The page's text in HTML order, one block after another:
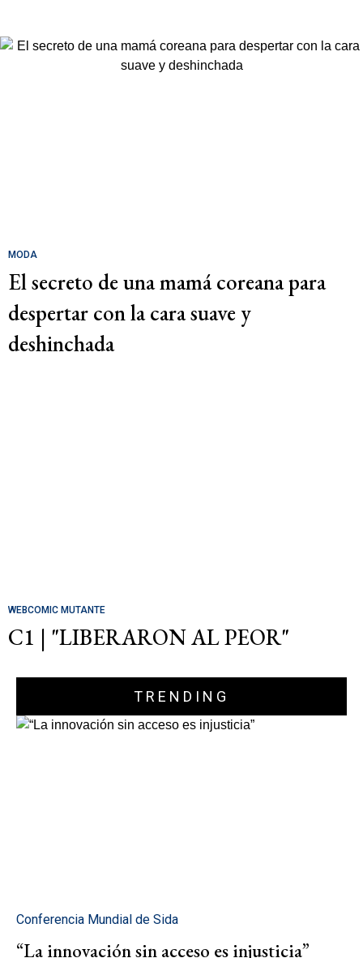
MODA
El secreto de una mamá coreana para
despertar con la cara suave y
deshinchada
WEBCOMIC MUTANTE
C1 | "LIBERARON AL PEOR"
TRENDING
Conferencia Mundial de Sida
“La innovación sin acceso es injusticia”